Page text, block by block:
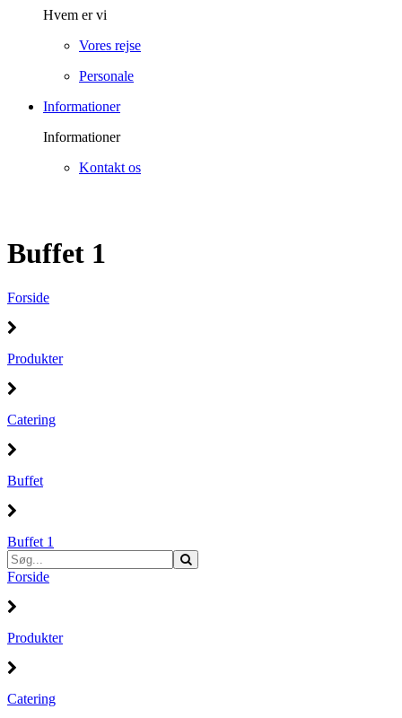
Hvem er vi
Vores rejse
Personale
Informationer
Informationer
Kontakt os
Buffet 1
Forside
Produkter
Catering
Buffet
Buffet 1
Forside
Produkter
Catering